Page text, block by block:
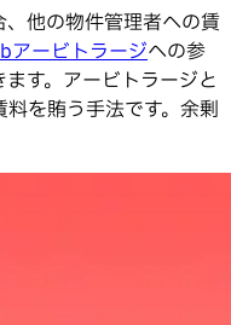
他の物件管理者への賃
アービトラージへの参
す。アービトラージと
を賄う手法です。余剰